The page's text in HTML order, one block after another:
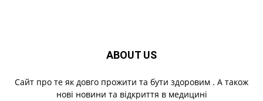
ABOUT US
Cайт про те як довго прожити та бути здоровим . А також
нові новини та відкриття в медицині